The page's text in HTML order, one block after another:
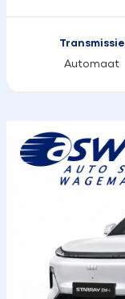
Transmissie
Automaat